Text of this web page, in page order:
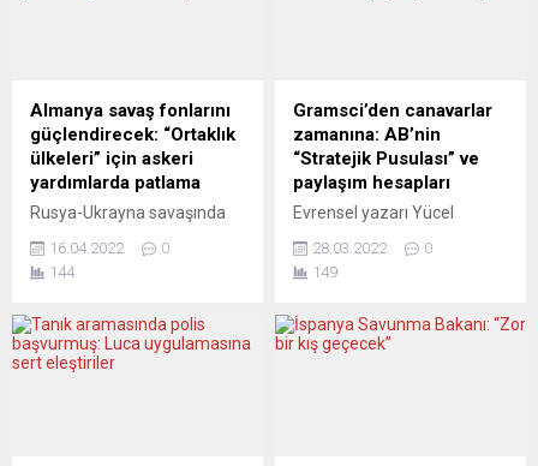
Almanya savaş fonlarını
güçlendirecek: “Ortaklık
ülkeleri” için askeri
yardımlarda patlama
Rusya-Ukrayna savaşında
desteklemediği gerekçesiyle
baskı altına bulunan Alman
için yapacağı yardımı 2
milyar avroya çıkarma kararı
16.04.2022
0
144
Gramsci’den canavarlar
zamanına: AB’nin
“Stratejik Pusulası” ve
paylaşım hesapları
Evrensel yazarı Yücel
Ukrayna’ya yönelik işgal
harekâtı birinci ayını
denk getirilen NATO, AB, G7
zirveleri öncesinde ‘Batı
28.03.2022
0
149